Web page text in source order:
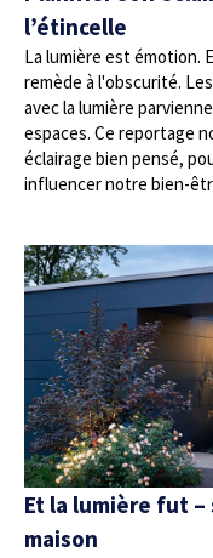
l’étincelle
La lumière est émotion.
remède à l'obscurité.
avec la lumière
espaces. Ce reportage
éclairage bien pensé,
influencer notre bien-
Et la lumière fut
maison